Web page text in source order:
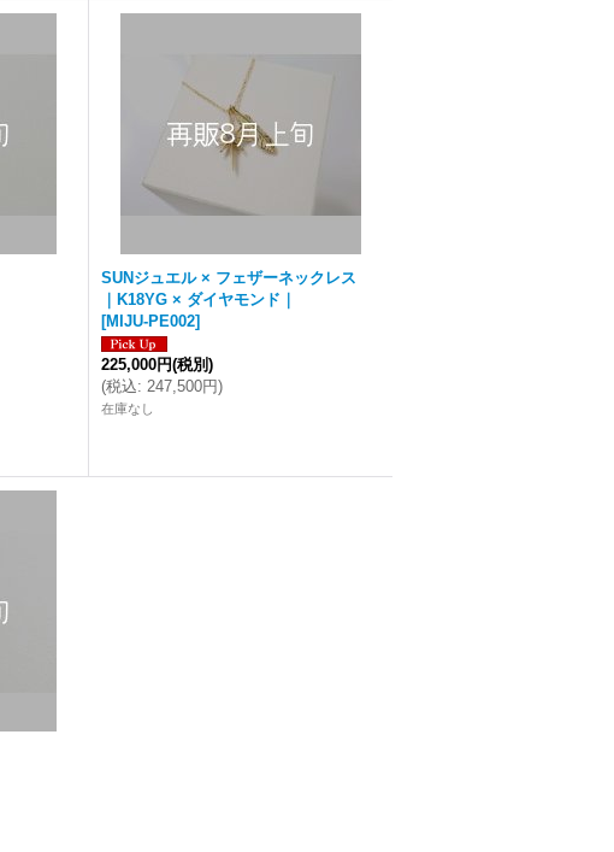
SUNジュエル × フェザーネックレス
｜K18YG × ダイヤモンド｜
[MIJU-PE002]
225,000円(税別)
(税込: 247,500円)
在庫なし